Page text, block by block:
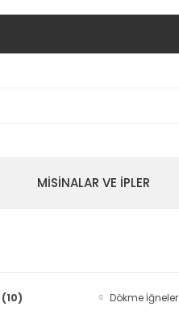
MİSİNALAR VE İPLER
(10) Dökme İğneler